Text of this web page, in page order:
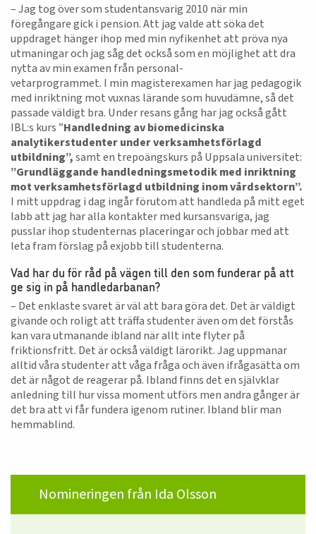
– Jag tog över som studentansvarig 2010 när min
föregångare gick i pension. Att jag valde att söka det
uppdraget hänger ihop med min nyfikenhet att pröva nya
utmaningar och jag såg det också som en möjlighet att dra
nytta av min examen från personal-
vetarprogrammet. I min magisterexamen har jag pedagogik
med inriktning mot vuxnas lärande som huvudämne, så det
passade väldigt bra. Under resans gång har jag också gått
IBL:s kurs ”Handledning av biomedicinska
analytikerstudenter under verksamhetsförlagd
utbildning”,samt en trepoängskurs på Uppsala universitet:
”Grundläggande handledningsmetodik med inriktning
mot verksamhetsförlagd utbildning inom vårdsektorn”.
I mitt uppdrag i dag ingår förutom att handleda på mitt eget
labb att jag har alla kontakter med kursansvariga, jag
pusslar ihop studenternas placeringar och jobbar med att
leta fram förslag på exjobb till studenterna.
Vad har du för råd på vägen till den som funderar på att
ge sig in på handledarbanan?
– Det enklaste svaret är väl att bara göra det. Det är väldigt
givande och roligt att träffa studenter även om det förstås
kan vara utmanande ibland när allt inte flyter på
friktionsfritt. Det är också väldigt lärorikt. Jag uppmanar
alltid våra studenter att våga fråga och även ifrågasätta om
det är något de reagerar på. Ibland finns det en självklar
anledning till hur vissa moment utförs men andra gånger är
det bra att vi får fundera igenom rutiner. Ibland blir man
hemmablind.
Nomineringen från Ida Olsson